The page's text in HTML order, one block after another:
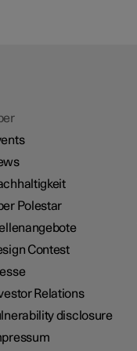
Polestar
Contest
Relations
disclosure